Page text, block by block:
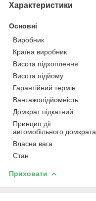
Характеристики
Основні
Виробник
Країна виробник
Висота підхоплення
Висота підйому
Гарантійний термін
Вантажопідйомність
Домкрат підкатний
Принцип дії
автомобільного домкрата
Власна вага
Стан
Приховати